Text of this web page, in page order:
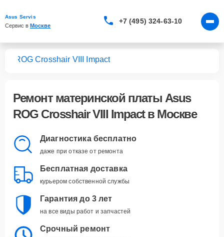
Asus Servis
Сервис в Москве
+7 (495) 324-63-10
ROG Crosshair VIII Impact
Ремонт материнской платы Asus
ROG Crosshair VIII Impactв Москве
Диагностика бесплатно
даже при отказе от ремонта
Бесплатная доставка
курьером собственной службы
Гарантия до 3 лет
на все виды работ и запчастей
Срочный ремонт